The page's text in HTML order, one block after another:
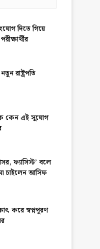
দিতে গিয়ে
রাষ্ট্রপতি
কেন এই সুযোগ
ফ্যাসিস্ট’ বলে
চাইলেন আসিফ
করে স্বপ্নপূরণ